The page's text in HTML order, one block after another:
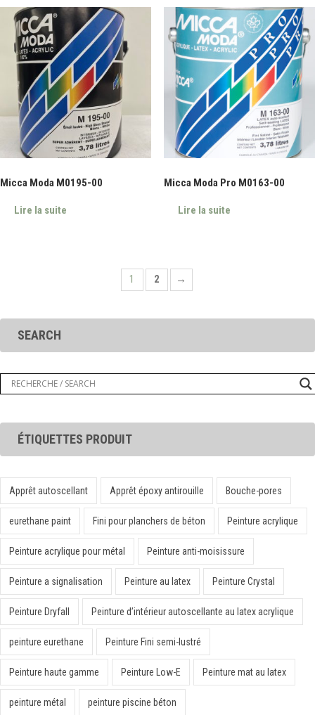
Micca Moda M0195-00
Lire la suite
Micca Moda Pro M0163-00
Lire la suite
1 2 →
SEARCH
ÉTIQUETTES PRODUIT
Apprêt autoscellant Apprêt époxy antirouille Bouche-pores
eurethane paint Fini pour planchers de béton Peinture acrylique
Peinture acrylique pour métal Peinture anti-moisissure
Peinture a signalisation Peinture au latex Peinture Crystal
Peinture Dryfall Peinture d’intérieur autoscellante au latex acrylique
peinture eurethane Peinture Fini semi-lustré
Peinture haute gamme Peinture Low-E Peinture mat au latex
peinture métal peinture piscine béton